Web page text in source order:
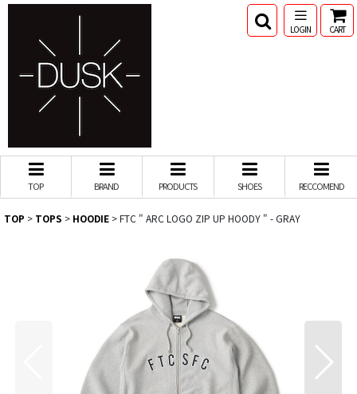
LOGIN CART
TOP BRAND PRODUCTS SHOES RECCOMEND
TOP > TOPS > HOODIE >FTC " ARC LOGO ZIP UP HOODY " - GRAY